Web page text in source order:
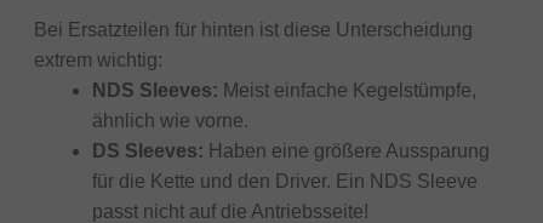
Bei Ersatzteilen für hinten ist diese Unterscheidung
extrem wichtig:
NDS Sleeves: Meist einfache Kegelstümpfe,
ähnlich wie vorne.
DS Sleeves: Haben eine größere Aussparung
für die Kette und den Driver. Ein NDS Sleeve
passt nicht auf die Antriebsseite!